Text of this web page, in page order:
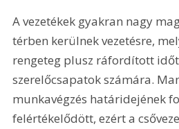
A vezetékek gyakran nagy
térben kerülnek vezetésre,
rengeteg plusz ráfordított
szerelőcsapatok számára.
munkavégzés határidejének
felértékelődött, ezért a